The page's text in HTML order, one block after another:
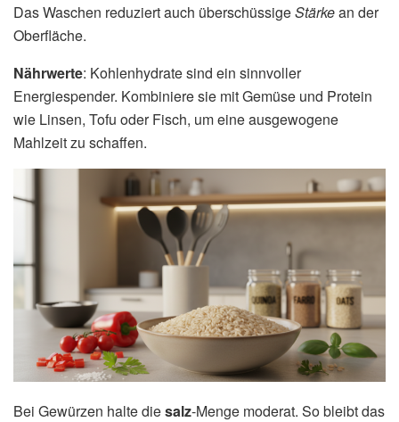
Das Waschen reduziert auch überschüssigeStärkean der
Oberfläche.
Nährwerte: Kohlenhydrate sind ein sinnvoller
Energiespender. Kombiniere sie mit Gemüse und Protein
wie Linsen, Tofu oder Fisch, um eine ausgewogene
Mahlzeit zu schaffen.
Bei Gewürzen halte diesalz-Menge moderat. So bleibt das